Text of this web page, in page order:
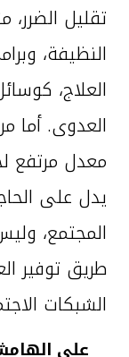
تقليل الضرر،
النظيفة،
العلاج،
العدوى. أما
معدل مرتفع
يدل على
المجتمع،
طريق توفير
الشبكات
على